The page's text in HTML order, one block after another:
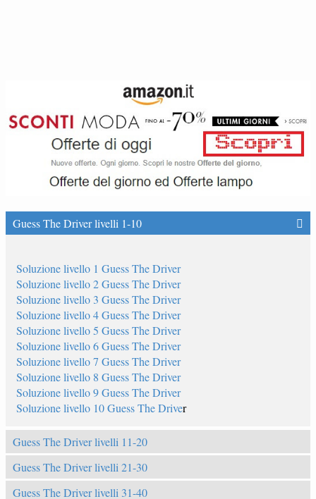
Guess The Driver livelli 1-10
Soluzione livello 1 Guess The Driver
Soluzione livello 2 Guess The Driver
Soluzione livello 3 Guess The Driver
Soluzione livello 4 Guess The Driver
Soluzione livello 5 Guess The Driver
Soluzione livello 6 Guess The Driver
Soluzione livello 7 Guess The Driver
Soluzione livello 8 Guess The Driver
Soluzione livello 9 Guess The Driver
Soluzione livello 10 Guess The Driver
Guess The Driver livelli 11-20
Guess The Driver livelli 21-30
Guess The Driver livelli 31-40